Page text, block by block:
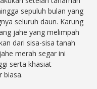
sepuluh bulan yang
seluruh daun. Karung
jahe yang melimpah
dari sisa-sisa tanah
merah segar ini
serta khasiat
biasa.